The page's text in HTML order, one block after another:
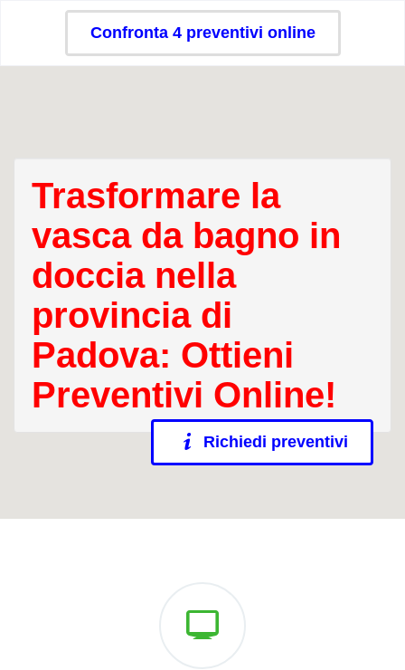
Confronta 4 preventivi online
Trasformare la
vasca da bagno in
doccia nella
provincia di
Padova: Ottieni
Preventivi Online!
Richiedi preventivi